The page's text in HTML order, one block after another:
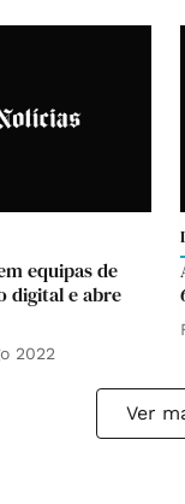
equipas de
digital e abre
2022
Ver